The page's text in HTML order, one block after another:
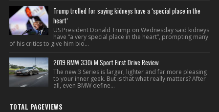
Trump trolled for saying kidneys have a ‘special place in the
heart’
US President Donald Trump on Wednesday said kidneys
have “a very special place in the heart”, prompting many
of his critics to give him bio...
2019 BMW 330i M Sport First Drive Review
The new 3 Series is larger, lighter and far more pleasing
to your inner geek. But is that what really matters? After
all, even BMW define...
TOTAL PAGEVIEWS